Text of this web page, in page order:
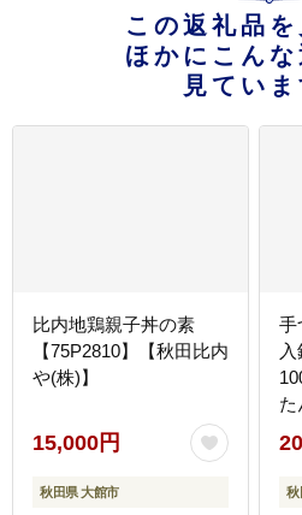
この返礼品
ほかにこん
見ていま
比内地鶏親子丼の素
【75P2810】【秋田比内
や(株)】
15,000円
秋田県 大館市
手
た
秋